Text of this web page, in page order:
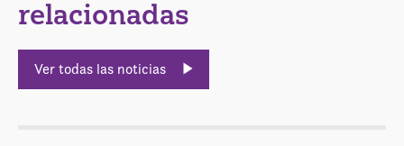
relacionadas
Ver todas las noticias